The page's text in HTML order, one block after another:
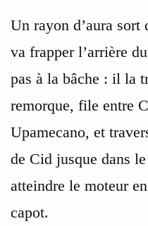
Un rayon d’aura
va frapper l’arrière
pas à la bâche : il la
remorque, file entre
Upamecano, et
de Cid jusque dans
atteindre le moteur
capot.